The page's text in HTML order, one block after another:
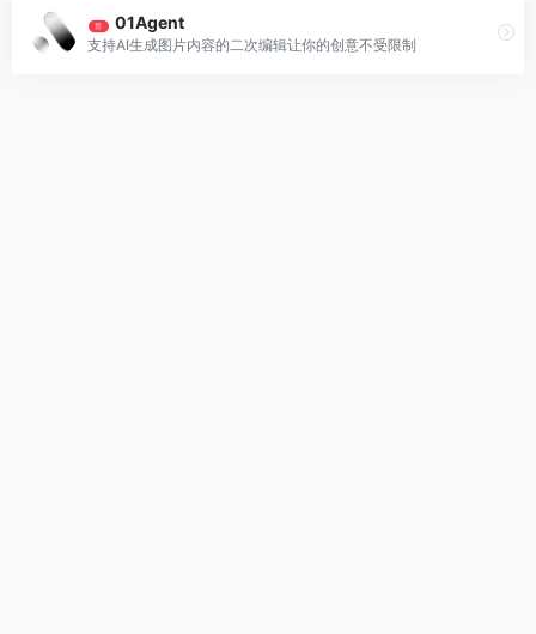
荐 01Agent
支持AI生成图片内容的二次编辑让你的创意不受限制